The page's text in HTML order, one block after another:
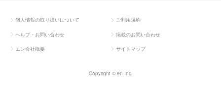
個人情報の取り扱いについて ご利用規約
ヘルプ・お問い合わせ 掲載のお問い合わせ
エン会社概要 サイトマップ
Copyright © en Inc.